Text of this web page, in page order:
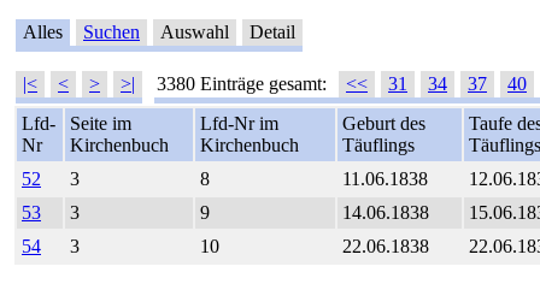
Alles Suchen Auswahl Detail
|< < > >| 3380 Einträge gesamt: << 31 34 37
40
Lfd-
Nr
Seite im
Kirchenbuch
Lfd-Nr im
Kirchenbuch
Geburt des
Täuflings
Taufe
Täuflings
52
3 8 11.06.1838
53
3 9 14.06.1838
54
3 10 22.06.1838